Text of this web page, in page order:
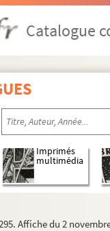
Catalogue
Imprimés
multimédia
Affiche du 2